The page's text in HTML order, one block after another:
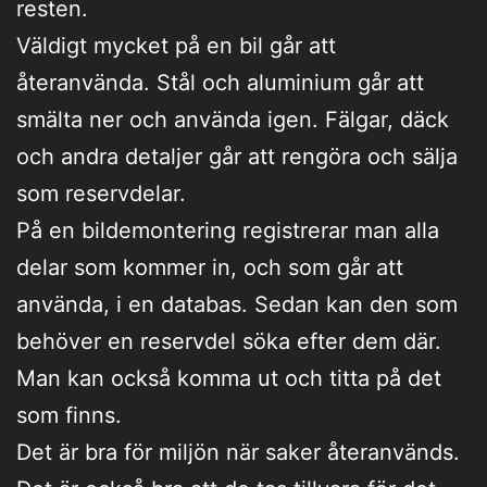
resten.
Väldigt mycket på en bil går att
återanvända. Stål och aluminium går att
smälta ner och använda igen. Fälgar, däck
och andra detaljer går att rengöra och sälja
som reservdelar.
På en bildemontering registrerar man alla
delar som kommer in, och som går att
använda, i en databas. Sedan kan den som
behöver en reservdel söka efter dem där.
Man kan också komma ut och titta på det
som finns.
Det är bra för miljön när saker återanvänds.